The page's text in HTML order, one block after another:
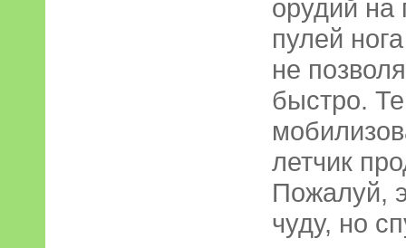
орудий на
пулей
не
быстро.
летчик
Пожалуй,
чуду, но